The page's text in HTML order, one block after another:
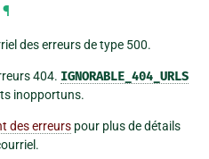
¶
des erreurs de type 500.
404. IGNORABLE_404_URLS
inopportuns.
des erreurs pour plus de détails